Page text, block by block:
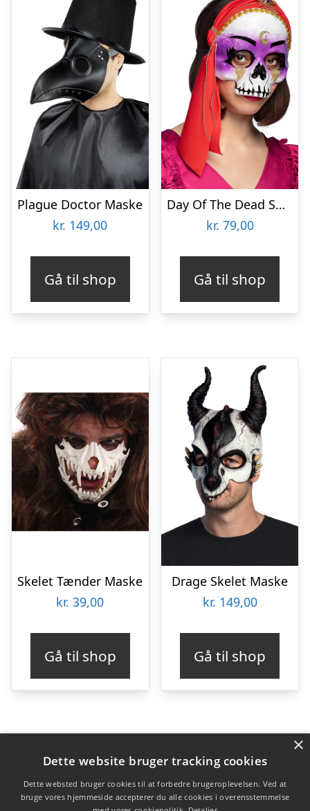
Plague Doctor Maske
kr. 149,00
Gå til shop
Day Of The Dead Spåkone Halvmaske
kr. 79,00
Gå til shop
Skelet Tænder Maske
kr. 39,00
Gå til shop
Drage Skelet Maske
kr. 149,00
Gå til shop
Varekategorier
Produkter
×
Dette website bruger tracking cookies
Dette websted bruger cookies til at forbedre brugeroplevelsen. Ved at
bruge vores hjemmeside accepterer du alle cookies i overensstemmelse